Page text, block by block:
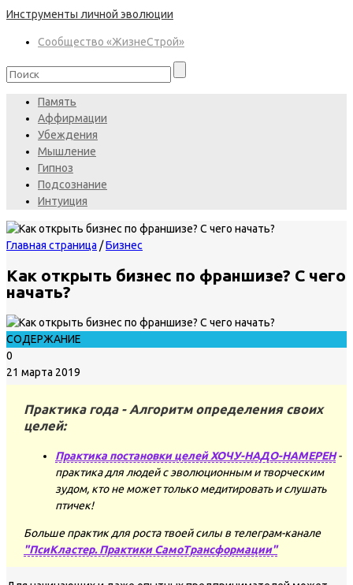
Инструменты личной эволюции
Сообщество «ЖизнеСтрой»
Память
Аффирмации
Убеждения
Мышление
Гипноз
Подсознание
Интуиция
Главная страница /Бизнес
Как открыть бизнес по франшизе? С чего
начать?
СОДЕРЖАНИЕ
0
21 марта 2019
Практика года - Алгоритм определения своих
целей:
Практика постановки целей ХОЧУ-НАДО-НАМЕРЕН-
практика для людей с эволюционным и творческим
зудом, кто не может только медитировать и слушать
птичек!
Больше практик для роста твоей силы в телеграм-канале
"ПсиКластер. Практики СамоТрансформации"